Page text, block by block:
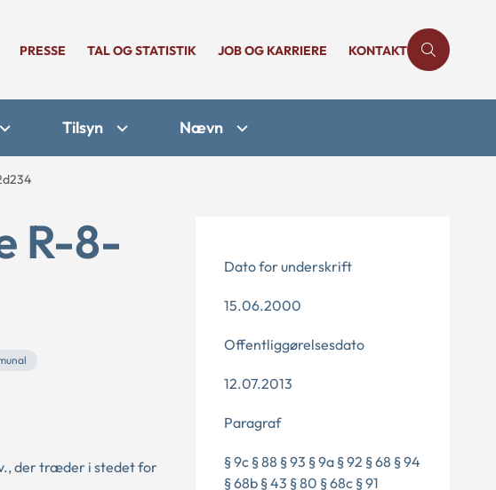
PRESSE TAL OG STATISTIK JOB OG KARRIERE KONTAKT
Tilsyn Nævn
R-8-
der træder i stedet for
Dato for underskrift
15.06.2000
Offentliggørelsesdato
12.07.2013
Paragraf
§ 9c § 88 § 93 § 9a § 92 § 68 § 94
§ 68b § 43 § 80 § 68c § 91